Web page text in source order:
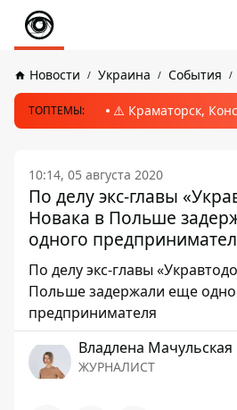
Новости Украина События
ТОПТЕМЫ: ⚠️ Краматорск,
10:14, 05 августа 2020
По делу экс-главы
Новака в Польше
одного
По делу экс-главы
Польше задержали еще
предпринимателя
Владлена Мачульская
ЖУРНАЛИСТ